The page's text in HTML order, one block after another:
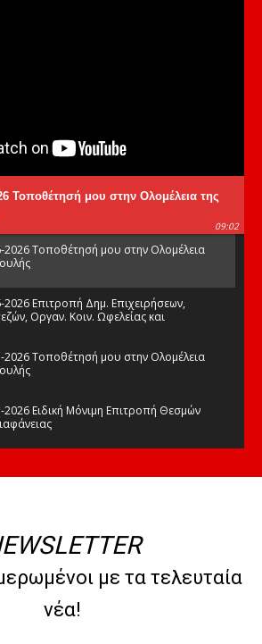
Τοποθέτησή μου στην Ολομέλεια της
09:02
2026 Τοποθέτησή μου στην Ολομέλεια
2026 Επιτροπή Δημ. Επιχειρήσεων,
Οργαν. Κοιν. Ωφελείας και
Κοινων. Ασφάλισης
2026 Τοποθέτησή μου στην Ολομέλεια
2026 Ειδική Μόνιμη Επιτροπή Θεσμών
2026 Διαρκής Επιτροπή Μορφωτικών
με τα τελευταία
νέα!